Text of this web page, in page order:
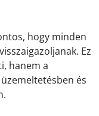
hogy minden
Ez
hanem a
és